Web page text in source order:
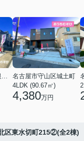
名古屋市守山区城土町
4LDK (90.67㎡)
4,380万円
区東水切町215②(全2棟)